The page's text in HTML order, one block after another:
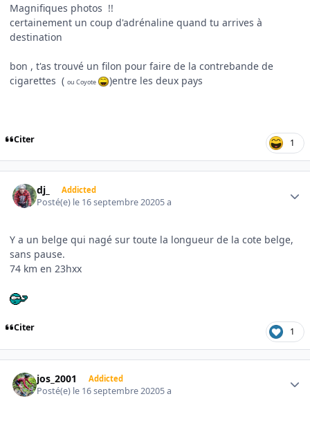
Magnifiques photos !!
certainement un coup d'adrénaline quand tu arrives à
destination
bon , t'as trouvé un filon pour faire de la contrebande de
cigarettes ( ou Coyote )entre les deux pays
Citer 1
dj_ Addicted
Posté(e) le 16 septembre 20205 a
Y a un belge qui nagé sur toute la longueur de la cote belge,
sans pause.
74 km en 23hxx
Citer 1
jos_2001 Addicted
Posté(e) le 16 septembre 20205 a